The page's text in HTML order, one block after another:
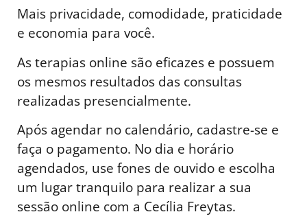
Mais privacidade, comodidade, praticidade
e economia para você.
As terapias online são eficazes e possuem
os mesmos resultados das consultas
realizadas presencialmente.
Após agendar no calendário, cadastre-se e
faça o pagamento. No dia e horário
agendados, use fones de ouvido e escolha
um lugar tranquilo para realizar a sua
sessão online com a Cecília Freytas.